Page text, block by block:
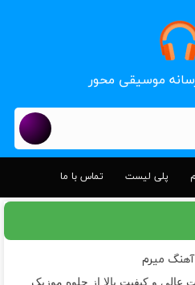
موسیقی محور
پلی لیست تماس با ما
آهنگ میرم
عالی و کیفیت بالا از جلوه موزیک